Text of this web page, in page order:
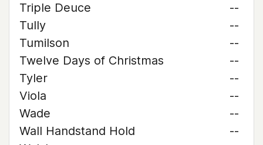
Triple Deuce
--
Tully
--
Tumilson
--
Twelve Days of Christmas
--
Tyler
--
Viola
--
Wade
--
Wall Handstand Hold
--